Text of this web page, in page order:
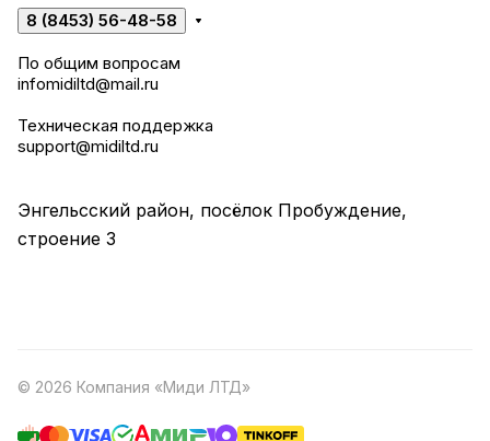
8 (8453) 56-48-58
По общим вопросам
infomidiltd@mail.ru
Техническая поддержка
support@midiltd.ru
Энгельсский район, посёлок Пробуждение,
строение 3
© 2026 Компания «Миди ЛТД»